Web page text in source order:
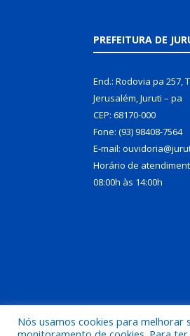
PREFEITURA DE
End.: Rodovia pa 257,
Jerusalém, Juruti – pa
CEP: 68170-000
Fone: (93) 98408-7564
E-mail:
Horário de
08:00h às 14:00h
Todos os direitos
Nós usamos cookies para